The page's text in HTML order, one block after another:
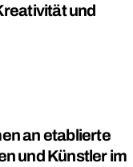
und
an etablierte
und Künstler im